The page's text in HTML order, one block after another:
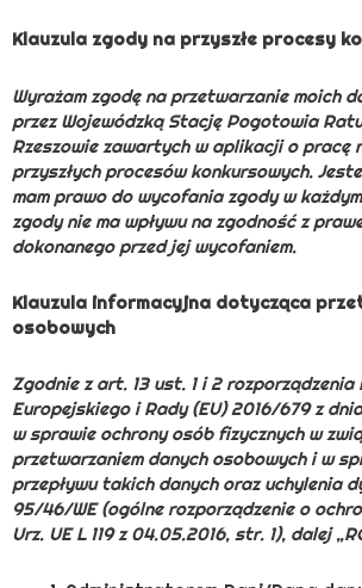
Klauzula zgody na przyszłe procesy
Wyrażam zgodę na przetwarzanie moich
przez Wojewódzką Stację Pogotowia
Rzeszowie zawartych w aplikacji o pracę
przyszłych procesów konkursowych.
mam prawo do wycofania zgody w
zgody nie ma wpływu na zgodność z
dokonanego przed jej wycofaniem.
Klauzula informacyjna dotycząca
osobowych
Zgodnie z art. 13 ust. 1 i 2 rozporządzenia
Europejskiego i Rady (EU) 2016/679 z
w sprawie ochrony osób fizycznych w
przetwarzaniem danych osobowych i w
przepływu takich danych oraz uchylenia
95/46/WE (ogólne rozporządzenie o
Urz. UE L 119 z 04.05.2016, str. 1), dalej